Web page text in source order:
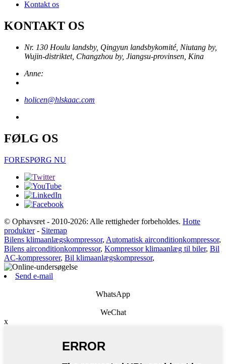
Kontakt os
KONTAKT OS
Nr. 130 Houlu landsby, Qingyun landsbykomité, Niutang by,
Wujin-distriktet, Changzhou by, Jiangsu-provinsen, Kina
Anne:
holicen@hlskaac.com
FØLG OS
FORESPØRG NU
© Ophavsret - 2010-2026: Alle rettigheder forbeholdes. Hotte
produkter- Sitemap
Bilens klimaanlægskompressor, Automatisk airconditionkompressor,
Bilens airconditionkompressor, Kompressor klimaanlæg til biler, Bil
AC-kompressorer, Bil klimaanlægskompressor,
Send e-mail
WhatsApp
WeChat
x